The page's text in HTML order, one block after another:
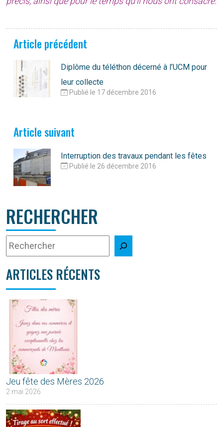
Article précédent
Diplôme du téléthon décerné à l’UCM pour
leur collecte
Publié le 17 décembre 2016
Article suivant
Interruption des travaux pendant les fêtes
Publié le 26 décembre 2016
RECHERCHER
ARTICLES RÉCENTS
Jeu fête des Mères 2026
2 mai 2026